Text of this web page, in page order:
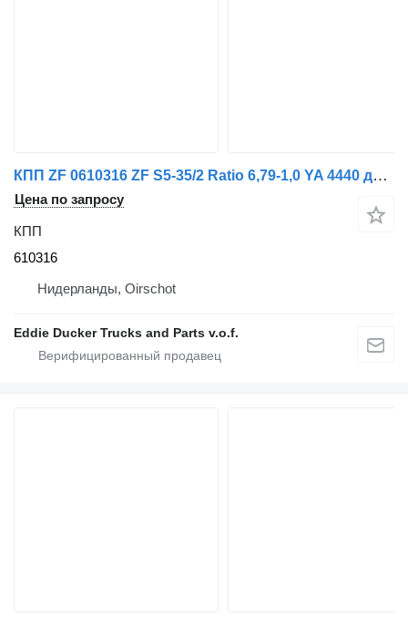
КПП ZF 0610316 ZF S5-35/2 Ratio 6,79-1,0 YA 4440 для грузовика DAF
Цена по запросу
КПП
610316
Нидерланды, Oirschot
Eddie Ducker Trucks and Parts v.o.f.